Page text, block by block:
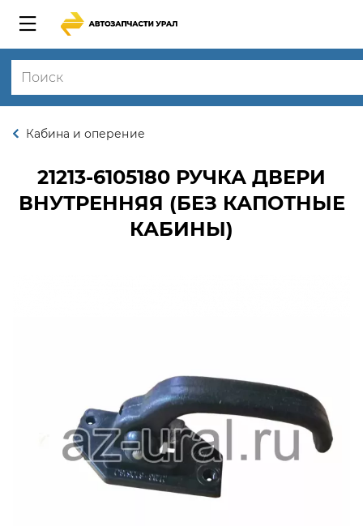
Кабина и оперение
21213-6105180 РУЧКА ДВЕРИ
ВНУТРЕННЯЯ (БЕЗ КАПОТНЫЕ
КАБИНЫ)